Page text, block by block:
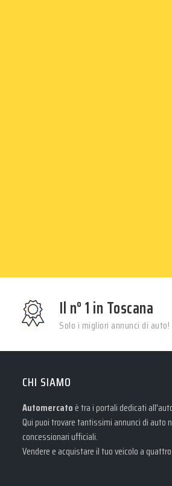
Il n° 1 in Toscana
Solo i migliori annunci di auto!
CHI SIAMO
Automercato è tra i portali dedicati
Qui puoi trovare tantissimi annunci di auto
concessionari ufficiali.
Vendere e acquistare il tuo veicolo a